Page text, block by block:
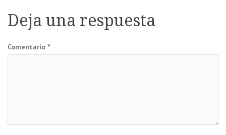
entradas
Deja una respuesta
Comentario *